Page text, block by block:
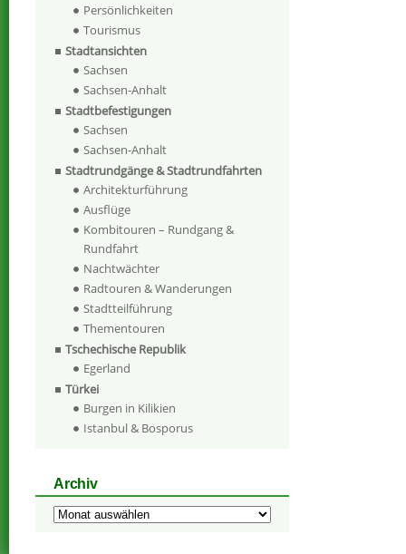
Persönlichkeiten
Tourismus
Stadtansichten
Sachsen
Sachsen-Anhalt
Stadtbefestigungen
Sachsen
Sachsen-Anhalt
Stadtrundgänge & Stadtrundfahrten
Architekturführung
Ausflüge
Kombitouren – Rundgang &
Rundfahrt
Nachtwächter
Radtouren & Wanderungen
Stadtteilführung
Thementouren
Tschechische Republik
Egerland
Türkei
Burgen in Kilikien
Istanbul & Bosporus
Archiv
Archiv